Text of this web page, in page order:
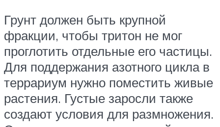
Грунт должен быть крупной
фракции, чтобы тритон не мог
проглотить отдельные его частицы.
Для поддержания азотного цикла в
террариум нужно поместить живые
растения. Густые заросли также
создают условия для размножения.